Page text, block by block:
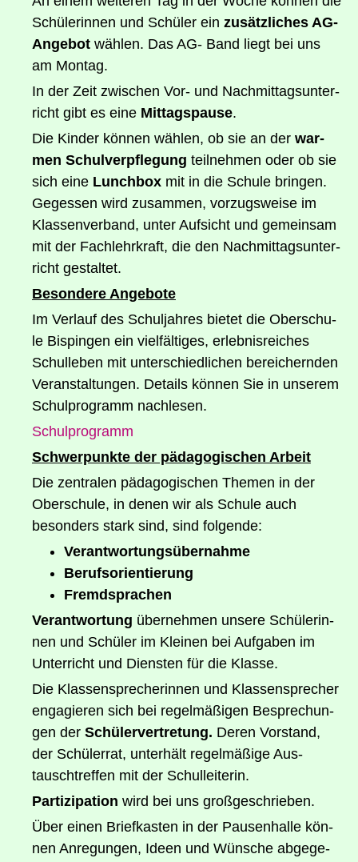
Schü­le­rin­nen und Schü­ler ein zusätz­li­ches AG-
Ange­bot wäh­len. Das AG- Band liegt bei uns
am Montag.
In der Zeit zwi­schen Vor- und Nach­mit­tags­un­ter­
richt gibt es eine Mit­tags­pau­se.
Die Kin­der kön­nen wäh­len, ob sie an der war­
men Schul­ver­pfle­gung teil­neh­men oder ob sie
sich eine Lunch­box mit in die Schu­le brin­gen.
Geges­sen wird zusam­men, vor­zugs­wei­se im
Klas­sen­ver­band, unter Auf­sicht und gemein­sam
mit der Fach­lehr­kraft, die den Nach­mit­tags­un­ter­
richt gestaltet.
Beson­de­re Angebote
Im Ver­lauf des Schul­jah­res bie­tet die Ober­schu­
le Bis­pin­gen ein viel­fäl­ti­ges, erleb­nis­rei­ches
Schul­le­ben mit unter­schied­li­chen berei­chern­den
Ver­an­stal­tun­gen. Details kön­nen Sie in unse­rem
Schul­pro­gramm nachlesen.
Schul­pro­gramm
Schwer­punk­te der päd­ago­gi­schen Arbeit
Die zen­tra­len päd­ago­gi­schen The­men in der
Ober­schu­le, in denen wir als Schu­le auch
beson­ders stark sind, sind folgende:
Ver­ant­wor­tungs­über­nah­me
Berufs­ori­en­tie­rung
Fremd­spra­chen
Ver­ant­wor­tung über­neh­men unse­re Schü­le­rin­
nen und Schü­ler im Klei­nen bei Auf­ga­ben im
Unter­richt und Diens­ten für die Klasse.
Die Klas­sen­spre­che­rin­nen und Klas­sen­spre­cher
enga­gie­ren sich bei regel­mä­ßi­gen Bespre­chun­
gen der Schü­ler­ver­tre­tung. Deren Vor­stand,
der Schü­ler­rat, unter­hält regel­mä­ßi­ge Aus­
tausch­tref­fen mit der Schulleiterin.
Par­ti­zi­pa­ti­on wird bei uns großgeschrieben.
Über einen Brief­kas­ten in der Pau­sen­hal­le kön­
nen Anre­gun­gen, Ideen und Wün­sche abge­ge­